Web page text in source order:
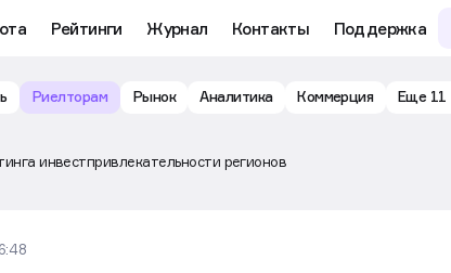
Рейтинги Журнал Контакты Поддержка
Риелторам Рынок Аналитика Коммерция Еще 11
инвестпривлекательности регионов